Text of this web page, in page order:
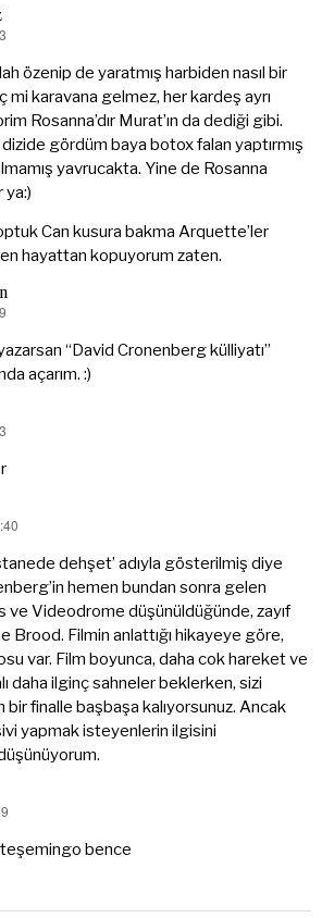
özenip de yaratmış harbiden nasıl bir
mi karavana gelmez, her kardeş ayrı
Rosanna’dır Murat’ın da dediği gibi.
gördüm baya botox falan yaptırmış
yavrucakta. Yine de Rosanna
ya:)
Can kusura bakma Arquette’ler
hayattan kopuyorum zaten.
“David Cronenberg külliyatı”
açarım. :)
dehşet’ adıyla gösterilmiş diye
hemen bundan sonra gelen
ve Videodrome düşünüldüğünde, zayıf
Brood. Filmin anlattığı hikayeye göre,
var. Film boyunca, daha cok hareket ve
daha ilginç sahneler beklerken, sizi
finalle başbaşa kalıyorsunuz. Ancak
yapmak isteyenlerin ilgisini
bence